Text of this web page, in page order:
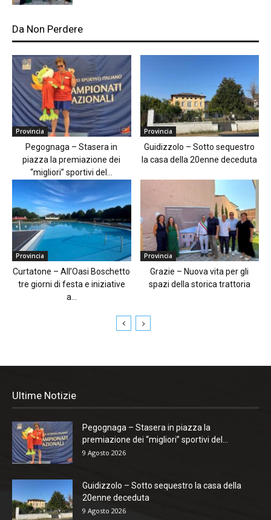
Da Non Perdere
Provincia
Pegognaga – Stasera in
piazza la premiazione dei
“migliori” sportivi del...
Provincia
Guidizzolo – Sotto sequestro
la casa della 20enne deceduta
Provincia
Curtatone – All’Oasi Boschetto
tre giorni di festa e iniziative
a...
Provincia
Grazie – Nuova vita per gli
spazi della storica trattoria
Ultime Notizie
Pegognaga – Stasera in piazza la
premiazione dei “migliori” sportivi del...
9 Agosto 2026
Guidizzolo – Sotto sequestro la casa della
20enne deceduta
9 Agosto 2026